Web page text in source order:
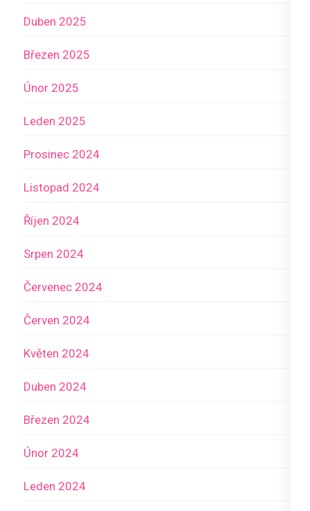
Duben 2025
Březen 2025
Únor 2025
Leden 2025
Prosinec 2024
Listopad 2024
Říjen 2024
Srpen 2024
Červenec 2024
Červen 2024
Květen 2024
Duben 2024
Březen 2024
Únor 2024
Leden 2024